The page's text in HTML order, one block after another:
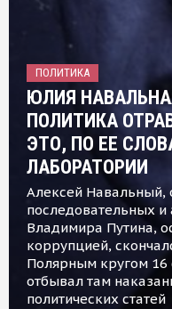
ПОЛИТИКА
ЮЛИЯ
ПОЛИТИКА
ЭТО, ПО ЕЕ
ЛАБОРАТОРИИ
Алексей Навальный,
последовательных
Владимира Путина,
коррупцией,
Полярным кругом 16
отбывал там
политических статей